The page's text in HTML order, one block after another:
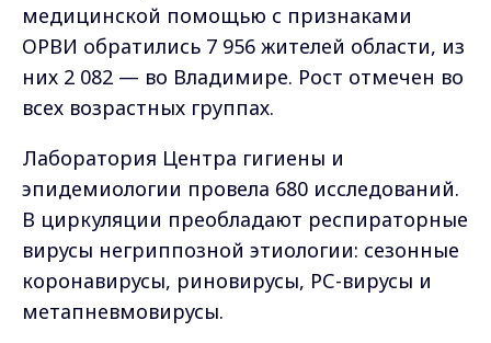
медицинской помощью с признаками
ОРВИ обратились 7 956 жителей области, из
них 2 082 — во Владимире. Рост отмечен во
всех возрастных группах.
Лаборатория Центра гигиены и
эпидемиологии провела 680 исследований.
В циркуляции преобладают респираторные
вирусы негриппозной этиологии: сезонные
коронавирусы, риновирусы, РС-вирусы и
метапневмовирусы.